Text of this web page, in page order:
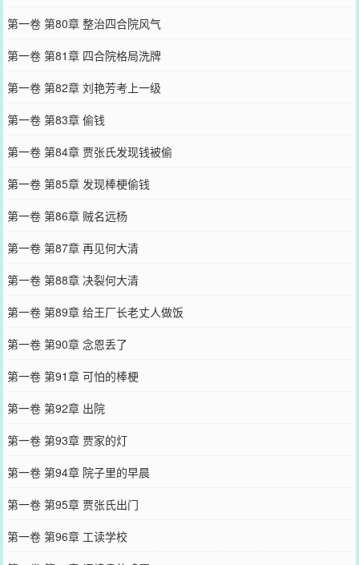
第一卷 第80章 整治四合院风气
第一卷 第81章 四合院格局洗牌
第一卷 第82章 刘艳芳考上一级
第一卷 第83章 偷钱
第一卷 第84章 贾张氏发现钱被偷
第一卷 第85章 发现棒梗偷钱
第一卷 第86章 贼名远杨
第一卷 第87章 再见何大清
第一卷 第88章 决裂何大清
第一卷 第89章 给王厂长老丈人做饭
第一卷 第90章 念恩丢了
第一卷 第91章 可怕的棒梗
第一卷 第92章 出院
第一卷 第93章 贾家的灯
第一卷 第94章 院子里的早晨
第一卷 第95章 贾张氏出门
第一卷 第96章 工读学校